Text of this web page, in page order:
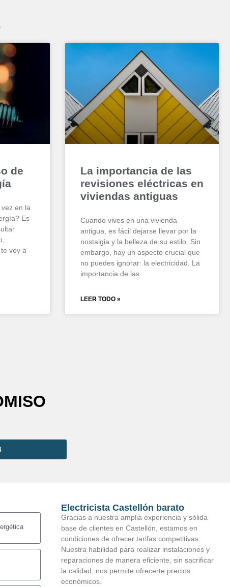
de
en la
Es
voy a
La importancia de las
revisiones eléctricas en
viviendas antiguas
Cuando vives en una vivienda
antigua, es fácil dejarse llevar por la
nostalgia y la belleza de su estilo. Sin
embargo, hay un aspecto crucial que
no puedes ignorar: la electricidad. La
importancia de las
LEER TODO »
Electricista Castellón barato
Gracias a nuestra amplia experiencia y sólida
base de clientes en Castellón, estamos en
condiciones de ofrecer tarifas competitivas.
Nuestra habilidad para realizar instalaciones y
reparaciones de manera eficiente, sin sacrificar
la calidad, nos permite ofrecerte precios
económicos.